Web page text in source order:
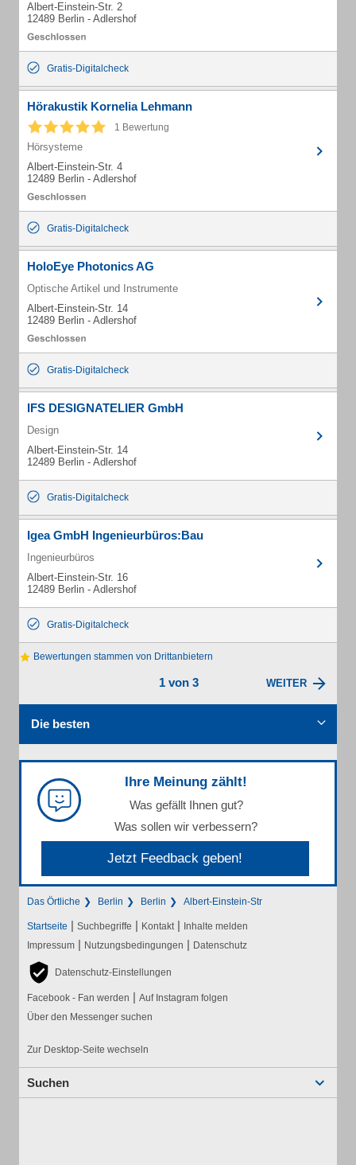
Albert-Einstein-Str. 2
12489 Berlin - Adlershof
Gratis-Digitalcheck
Hörakustik Kornelia Lehmann
1 Bewertung
Hörsysteme
Albert-Einstein-Str. 4
12489 Berlin - Adlershof
Gratis-Digitalcheck
HoloEye Photonics AG
Optische Artikel und Instrumente
Albert-Einstein-Str. 14
12489 Berlin - Adlershof
Gratis-Digitalcheck
IFS DESIGNATELIER GmbH
Design
Albert-Einstein-Str. 14
12489 Berlin - Adlershof
Gratis-Digitalcheck
Igea GmbH Ingenieurbüros:Bau
Ingenieurbüros
Albert-Einstein-Str. 16
12489 Berlin - Adlershof
Gratis-Digitalcheck
Bewertungen stammen von Drittanbietern
1 von 3 WEITER
Die besten
Ihre Meinung zählt!
Was gefällt Ihnen gut?
Was sollen wir verbessern?
Jetzt Feedback geben!
Das Örtliche Berlin Berlin Albert-Einstein-Str
Startseite | Suchbegriffe | Kontakt | Inhalte melden
Impressum | Nutzungsbedingungen | Datenschutz
Datenschutz-Einstellungen
Facebook - Fan werden | Auf Instagram folgen
Über den Messenger suchen
Zur Desktop-Seite wechseln
Suchen